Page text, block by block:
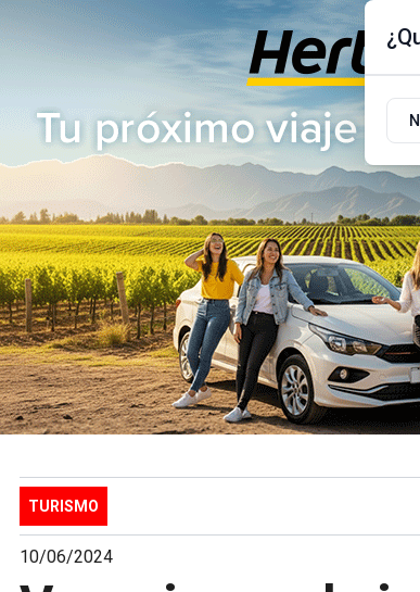
Viernes 7 de Agosto
de 2026
17.9ºc | Buenos Aires, AR
ACTUALIDAD
TURISMO
10/06/2024